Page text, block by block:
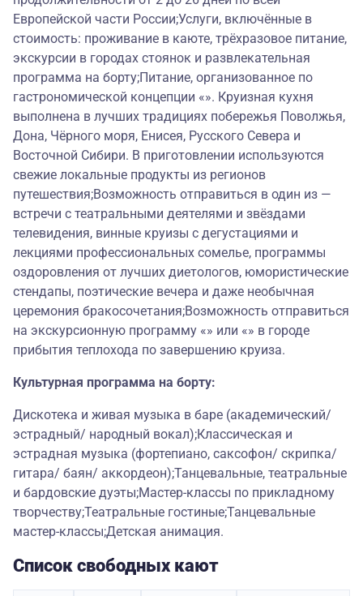
Европейской части России;Услуги, включённые в
стоимость: проживание в каюте, трёхразовое питание,
экскурсии в городах стоянок и развлекательная
программа на борту;Питание, организованное по
гастрономической концепции «». Круизная кухня
выполнена в лучших традициях побережья Поволжья,
Дона, Чёрного моря, Енисея, Русского Севера и
Восточной Сибири. В приготовлении используются
свежие локальные продукты из регионов
путешествия;Возможность отправиться в один из —
встречи с театральными деятелями и звёздами
телевидения, винные круизы с дегустациями и
лекциями профессиональных сомелье, программы
оздоровления от лучших диетологов, юмористические
стендапы, поэтические вечера и даже необычная
церемония бракосочетания;Возможность отправиться
на экскурсионную программу «» или «» в городе
прибытия теплохода по завершению круиза.
Культурная программа на борту:
Дискотека и живая музыка в баре (академический/
эстрадный/ народный вокал);Классическая и
эстрадная музыка (фортепиано, саксофон/ скрипка/
гитара/ баян/ аккордеон);Танцевальные, театральные
и бардовские дуэты;Мастер-классы по прикладному
творчеству;Театральные гостиные;Танцевальные
мастер-классы;Детская анимация.
Список свободных кают